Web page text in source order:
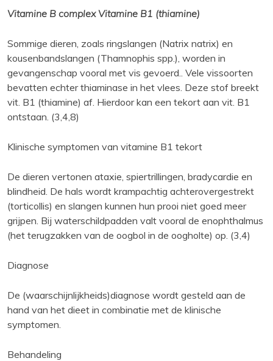
Vitamine B complex Vitamine B1 (thiamine)
Sommige dieren, zoals ringslangen (Natrix natrix) en
kousenbandslangen (Thamnophis spp.), worden in
gevangenschap vooral met vis gevoerd.. Vele vissoorten
bevatten echter thiaminase in het vlees. Deze stof breekt
vit. B1 (thiamine) af. Hierdoor kan een tekort aan vit. B1
ontstaan. (3,4,8)
Klinische symptomen van vitamine B1 tekort
De dieren vertonen ataxie, spiertrillingen, bradycardie en
blindheid. De hals wordt krampachtig achterovergestrekt
(torticollis) en slangen kunnen hun prooi niet goed meer
grijpen. Bij waterschildpadden valt vooral de enophthalmus
(het terugzakken van de oogbol in de oogholte) op. (3,4)
Diagnose
De (waarschijnlijkheids)diagnose wordt gesteld aan de
hand van het dieet in combinatie met de klinische
symptomen.
Behandeling